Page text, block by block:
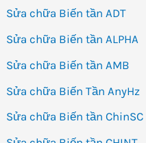
Sửa chữa Biến tần ADT
Sửa chữa Biến tần ALPHA
Sửa chữa Biến tần AMB
Sửa chữa Biến Tần AnyHz
Sửa chữa Biến tần ChinSC